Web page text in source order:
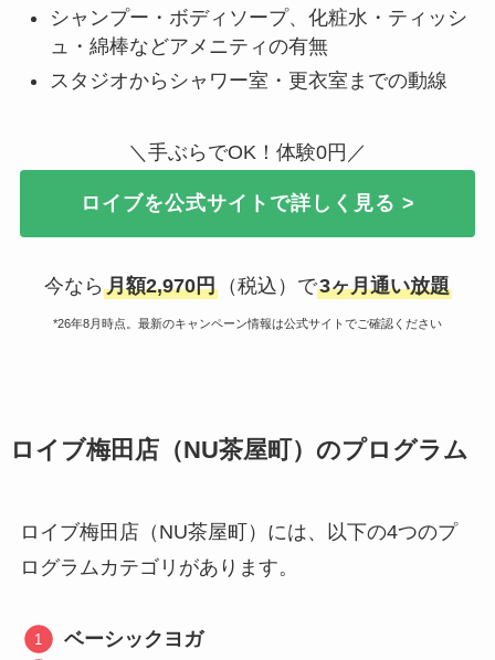
シャンプー・ボディソープ、化粧水・ティッシ
ュ・綿棒などアメニティの有無
スタジオからシャワー室・更衣室までの動線
＼手ぶらでOK！体験0円／
ロイブを公式サイトで詳しく見る >
今なら 月額2,970円（税込）で3ヶ月通い放題
*26年8月時点。最新のキャンペーン情報は公式サイトでご確認ください
ロイブ梅田店（NU茶屋町）のプログラム
ロイブ梅田店（NU茶屋町）には、以下の4つのプ
ログラムカテゴリがあります。
ベーシックヨガ